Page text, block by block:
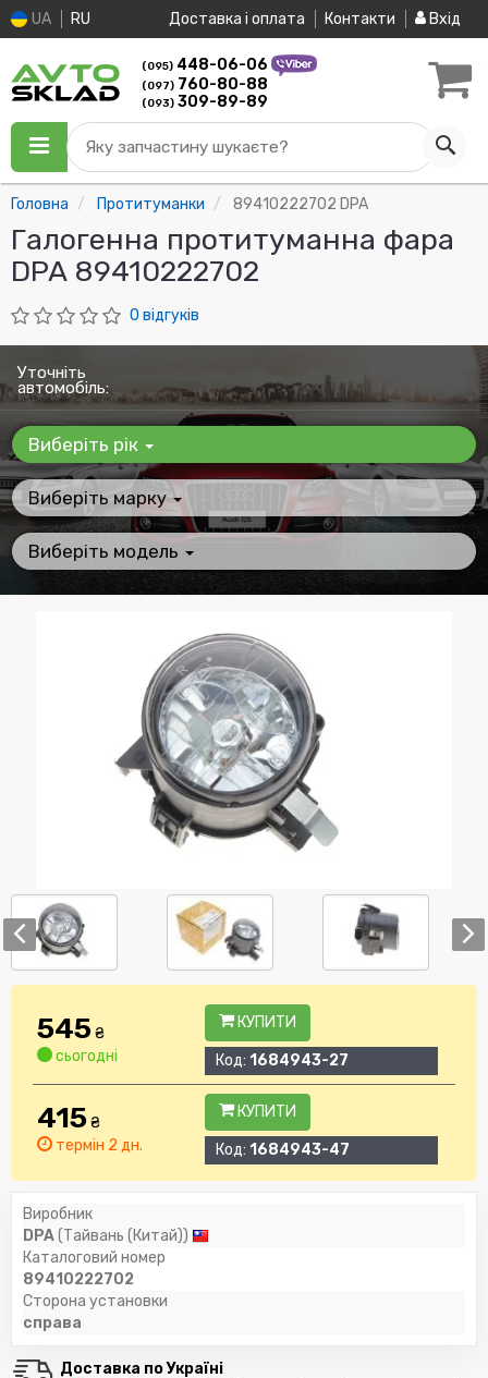
UA RU Доставка і оплата Контакти Вхід
(095) 448-06-06
(097) 760-80-88
(093) 309-89-89
Яку запчастину шукаєте?
Головна Протитуманки 89410222702 DPA
Галогенна протитуманна фара
DPA 89410222702
0 відгуків
Уточніть
автомобіль:
Виберіть рік
Виберіть марку
Виберіть модель
545₴
сьогодні
КУПИТИ
Код: 1684943-27
415₴
термін 2 дн.
КУПИТИ
Код: 1684943-47
Виробник
DPA(Тайвань (Китай))
Каталоговий номер
89410222702
Сторона установки
справа
Доставка по Україні